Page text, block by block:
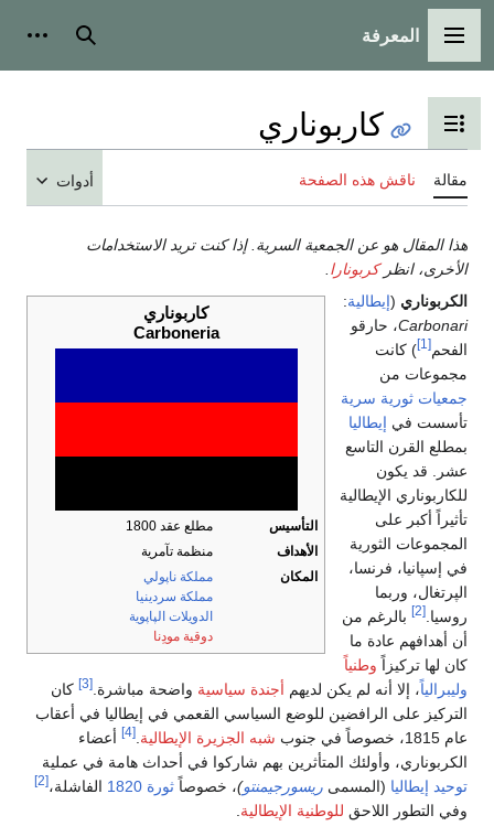
القائمة الرئيسية
المعرفة بحث
تبديل عرض جدول المحتويات
كاربوناري
مقالة ناقش هذه الصفحة أدوات
هذا المقال هو عن الجمعية السرية. إذا كنت تريد الاستخدامات
الأخرى، انظركربونارا
كاربوناري
Carboneria
التأسيس
مطلع عقد 1800
الأهداف
منظمة تآمرية
المكان
مملكة ناپولي
مملكة سردينيا
الدويلات الپاپوية
دوقية مودِنا
الكربوناري (إيطالية:
Carbonari، ‏حارقو
الفحم [1]
) كانت
مجموعات من
جمعيات ثورية سرية
تأسست في إيطاليا
بمطلع القرن التاسع
عشر. قد يكون
للكاربوناري الإيطالية
تأثيراً أكبر على
المجموعات الثورية
في إسپانيا، فرنسا،
الپرتغال، وربما
روسيا. [2]
بالرغم من
أن أهدافهم عادة ما
كان لها تركيزاً وطنياً
وليبرالياً، إلا أنه لم يكن لديهم أجندة سياسية واضحة مباشرة. [3]
كان
التركيز على الرافضين للوضع السياسي القعمي في إيطاليا في أعقاب
عام 1815، خصوصاً في جنوب
شبه الجزيرة الإيطالية [4]
أعضاء
الكربوناري، وأولئك المتأثرين بهم شاركوا في أحداث هامة في عملية
توحيد إيطاليا (المسمى ريسورجيمنتو)، خصوصاً ثورة 1820 الفاشلة،[2]
وفي التطور اللاحق للوطنية الإيطالية